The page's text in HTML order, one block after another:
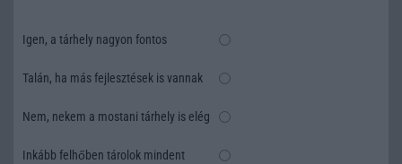
Igen, a tárhely nagyon fontos
Talán, ha más fejlesztések is vannak
Nem, nekem a mostani tárhely is elég
Inkább felhőben tárolok mindent